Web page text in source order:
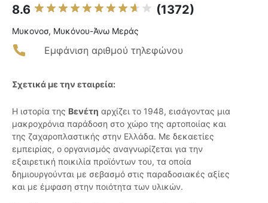
8.6 (1372)
Μυκονοσ, Μυκόνου-Άνω Μεράς
Εμφάνιση αριθμού τηλεφώνου
Σχετικά με την εταιρεία:
Η ιστορία της Βενέτη αρχίζει το 1948, εισάγοντας μια
μακροχρόνια παράδοση στο χώρο της αρτοποιίας και
της ζαχαροπλαστικής στην Ελλάδα. Με δεκαετίες
εμπειρίας, ο οργανισμός αναγνωρίζεται για την
εξαιρετική ποικιλία προϊόντων του, τα οποία
δημιουργούνται με σεβασμό στις παραδοσιακές αξίες
και με έμφαση στην ποιότητα των υλικών.